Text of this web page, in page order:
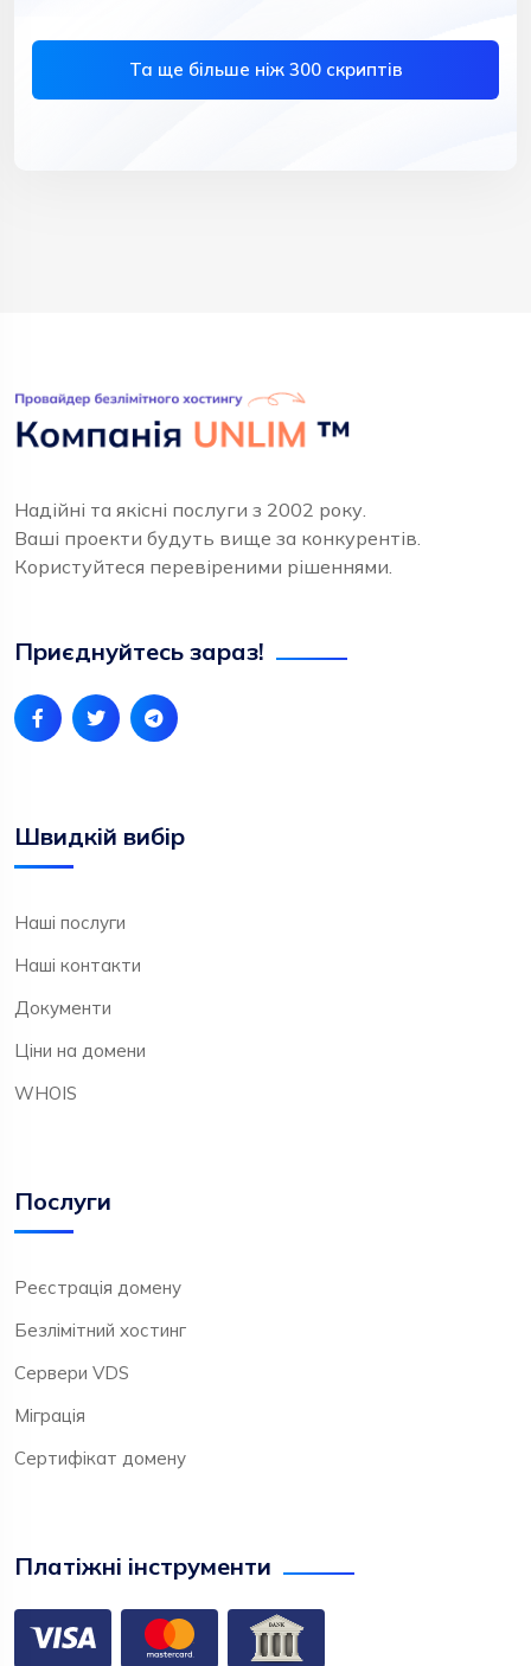
Та ще більше ніж 300 скриптів
Надійні та якісні послуги з 2002 року.
Ваші проекти будуть вище за конкурентів.
Користуйтеся перевіреними рішеннями.
Приєднуйтесь зараз!
Швидкій вибір
Наші послуги
Наші контакти
Документи
Ціни на домени
WHOIS
Послуги
Реєстрація домену
Безлімітний хостинг
Сервери VDS
Міграція
Сертифікат домену
Платіжні інструменти